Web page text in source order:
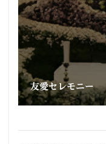
友愛セレモニー